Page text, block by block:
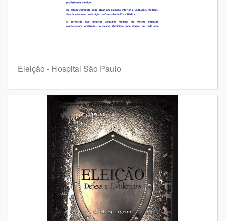
Eleição - Hospital São Paulo